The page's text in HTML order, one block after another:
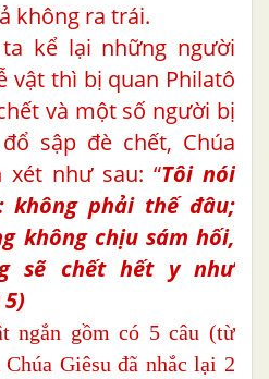
không ra trái.
kể lại những người
vật thì bị quan Philatô
và một số người bị
sập đè chết, Chúa
xét như sau: “Tôi nói
không phải thế đâu;
không chịu sám hối,
sẽ chết hết y như
ngắn gồm có 5 câu (từ
Giêsu đã nhắc lại 2